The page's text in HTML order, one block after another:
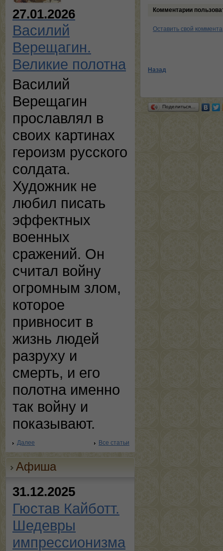
27.01.2026
Василий
Верещагин.
Великие полотна
Василий
Верещагин
прославлял в
своих картинах
героизм русского
солдата.
Художник не
любил писать
эффектных
военных
сражений. Он
считал войну
огромным злом,
которое
привносит в
жизнь людей
разруху и
смерть, и его
полотна именно
так войну и
показывают.
Далее Все статьи
Афиша
31.12.2025
Гюстав Кайботт.
Шедевры
импрессионизма
Комментарии
Оставить свой
Назад
Поделиться…